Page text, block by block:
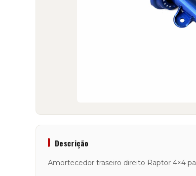
Descrição
Amortecedor traseiro direito Raptor 4×4